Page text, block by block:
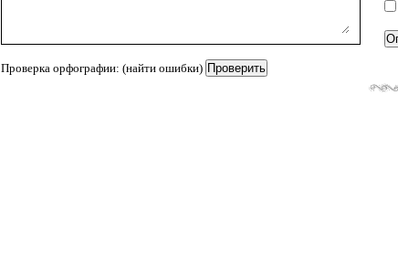
Проверка орфографии: (найти ошибки)